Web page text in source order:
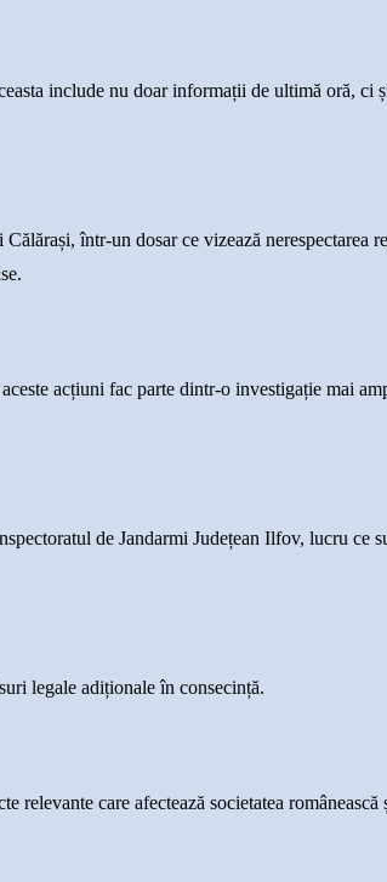
include nu doar informații de ultimă oră, ci
într-un dosar ce vizează nerespectarea
acțiuni fac parte dintr-o investigație mai
de Jandarmi Județean Ilfov, lucru ce
legale adiționale în consecință.
care afectează societatea românească